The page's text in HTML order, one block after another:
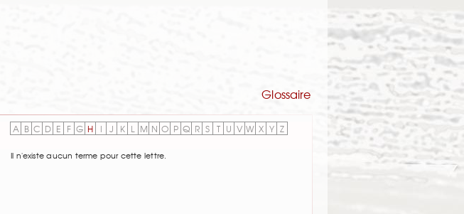
Glossaire
A B C D E F G H I J K L M N O P Q R S T U V W X Y Z
Il n'existe aucun terme pour cette lettre.